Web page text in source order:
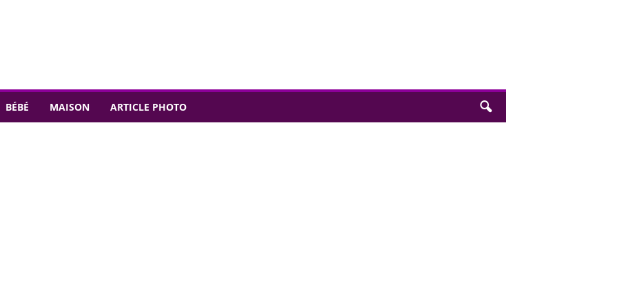
BÉBÉ MAISON ARTICLE PHOTO